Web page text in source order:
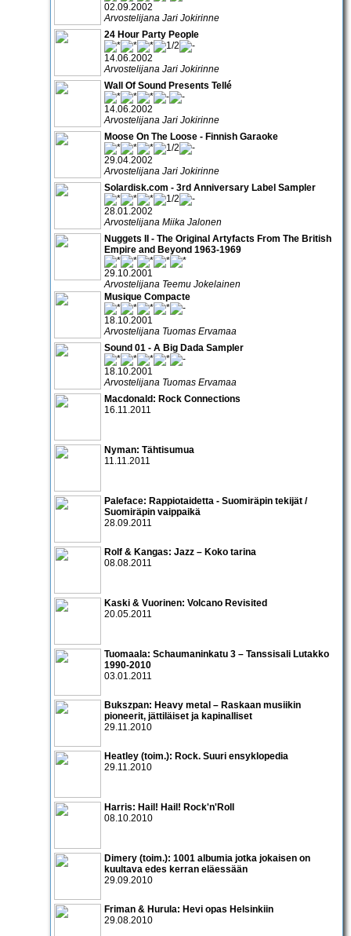
02.09.2002
Arvostelijana Jari Jokirinne
24 Hour Party People
14.06.2002
Arvostelijana Jari Jokirinne
Wall Of Sound Presents Tellé
14.06.2002
Arvostelijana Jari Jokirinne
Moose On The Loose - Finnish Garaoke
29.04.2002
Arvostelijana Jari Jokirinne
Solardisk.com - 3rd Anniversary Label Sampler
28.01.2002
Arvostelijana Miika Jalonen
Nuggets II - The Original Artyfacts From The British
Empire and Beyond 1963-1969
29.10.2001
Arvostelijana Teemu Jokelainen
Musique Compacte
18.10.2001
Arvostelijana Tuomas Ervamaa
Sound 01 - A Big Dada Sampler
18.10.2001
Arvostelijana Tuomas Ervamaa
Macdonald: Rock Connections
16.11.2011
Nyman: Tähtisumua
11.11.2011
Paleface: Rappiotaidetta - Suomiräpin tekijät /
Suomiräpin vaippaikä
28.09.2011
Rolf & Kangas: Jazz – Koko tarina
08.08.2011
Kaski & Vuorinen: Volcano Revisited
20.05.2011
Tuomaala: Schaumaninkatu 3 – Tanssisali Lutakko
1990­-2010
03.01.2011
Bukszpan: Heavy metal – Raskaan musiikin
pioneerit, jättiläiset ja kapinalliset
29.11.2010
Heatley (toim.): Rock. Suuri ensyklopedia
29.11.2010
Harris: Hail! Hail! Rock'n'Roll
08.10.2010
Dimery (toim.): 1001 albumia jotka jokaisen on
kuultava edes kerran eläessään
29.09.2010
Friman & Hurula: Hevi opas Helsinkiin
29.08.2010